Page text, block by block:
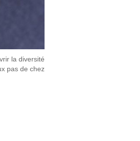
la diversité
pas de chez